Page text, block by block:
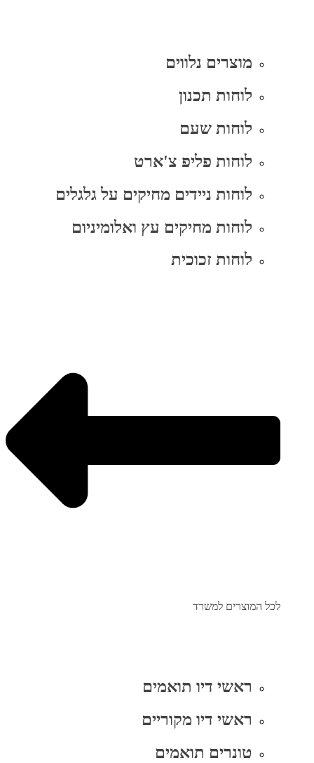
מוצרים נלווים
לוחות תכנון
לוחות שעם
לוחות פליפ צ'ארט
לוחות ניידים מחיקים על גלגלים
לוחות מחיקים עץ ואלומיניום
לוחות זכוכית
לכל המוצרים למשרד
ראשי דיו תואמים
ראשי דיו מקוריים
טונרים תואמים